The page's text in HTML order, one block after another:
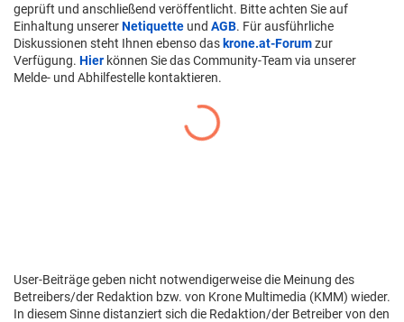
geprüft und anschließend veröffentlicht. Bitte achten Sie auf
Einhaltung unsererNetiquette und AGB. Für ausführliche
Diskussionen steht Ihnen ebenso das krone.at-Forumzur
Verfügung. Hier können Sie das Community-Team via unserer
Melde- und Abhilfestelle kontaktieren.
User-Beiträge geben nicht notwendigerweise die Meinung des
Betreibers/der Redaktion bzw. von Krone Multimedia (KMM) wieder.
In diesem Sinne distanziert sich die Redaktion/der Betreiber von den